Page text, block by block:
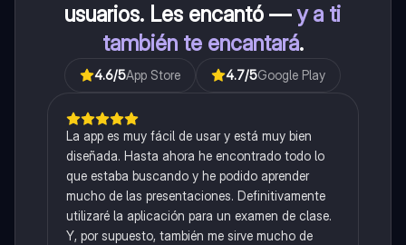
usuarios. Les encantó —y a ti
también te encantará.
4.6/5App Store 4.7/5Google Play
La app es muy fácil de usar y está muy bien
diseñada. Hasta ahora he encontrado todo lo
que estaba buscando y he podido aprender
mucho de las presentaciones. Definitivamente
utilizaré la aplicación para un examen de clase.
Y, por supuesto, también me sirve mucho de